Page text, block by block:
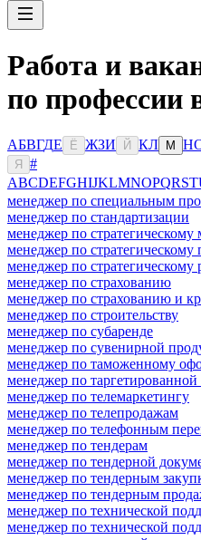
Работа и
по профессии
АБВГДЕ Ё ЖЗИ Й КЛ М Н
Я
#
ABCDEFGHIJKLMNOPQRST
менеджер по специальным
менеджер по стандартизации
менеджер по стратегическому
менеджер по
менеджер по стратегическому
менеджер по страхованию
менеджер по страхованию и
менеджер по строительству
менеджер по субаренде
менеджер по сувенирной
менеджер по таможенному
менеджер по таргетированной
менеджер по телемаркетингу
менеджер по телепродажам
менеджер по телефонным
менеджер по тендерам
менеджер по тендерной
менеджер по тендерным
менеджер по тендерным
менеджер по технической
менеджер по технической